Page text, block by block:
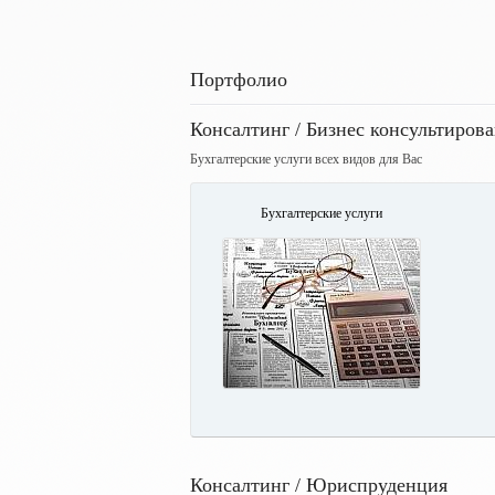
Портфолио
Консалтинг / Бизнес
Бухгалтерские услуги всех видов для Вас
Бухгалтерские услуги
Консалтинг / Юриспруденция